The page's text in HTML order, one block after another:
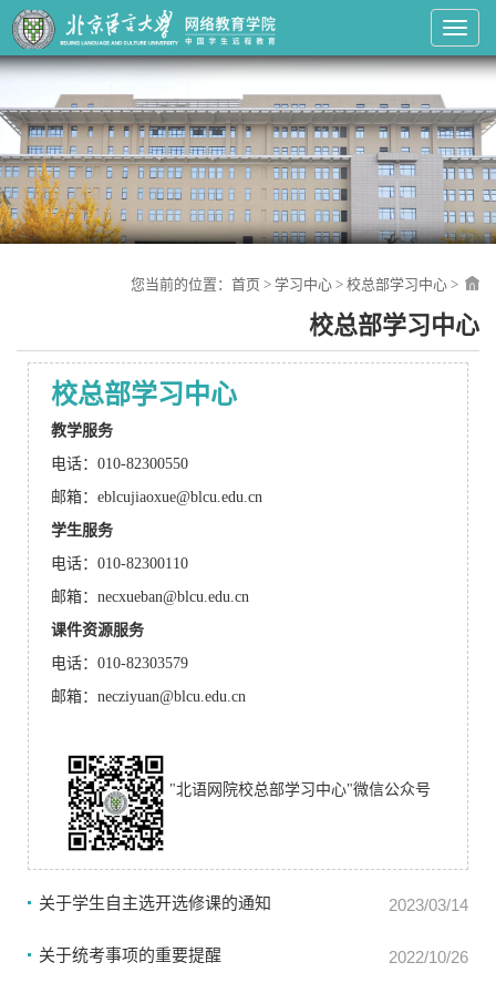
Toggle
您当前的位置： 首页 > 学习中心 > 校总部学习中心 >
校总部学习中心
校总部学习中心
教学服务
电话：010-82300550
邮箱：eblcujiaoxue@blcu.edu.cn
学生服务
电话：010-82300110
邮箱：necxueban@blcu.edu.cn
课件资源服务
电话：010-82303579
邮箱：necziyuan@blcu.edu.cn
"北语网院校总部学习中心"微信公众号
关于学生自主选开选修课的通知 2023/03/14
关于统考事项的重要提醒 2022/10/26